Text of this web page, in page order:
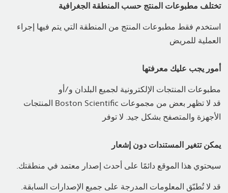
تختلف مطبوعات المنتج حسب المنطقة الجغرافية
العملية للمريض
أمور يجب عليك معرفتها
المنتجات Boston Scientific قد لا تظهر بعض من مجموعات
الأجهزة والمتصفح بشكل جيد. لا توفر
يمكن تتغير المستندات دون إشعار
.سيحتوي هذا الموقع دائمًا على أحدث إصدار معتمد في منطقتك
.قد لا تُطبّق المعلومات المدرجة على جميع الإصدارات السابقة